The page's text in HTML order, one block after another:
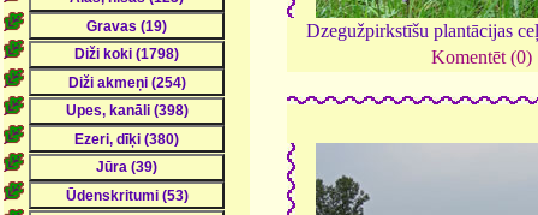
Dzegužpirkstīšu plantācijas
Komentēt (0)